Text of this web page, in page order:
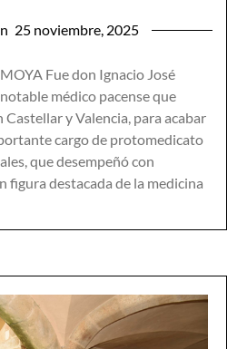
25 noviembre, 2025
Fue don Ignacio José
médico pacense que
y Valencia, para acabar
cargo de protomedicato
que desempeñó con
figura destacada de la medicina